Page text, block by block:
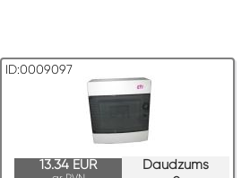
ID:0009097
Daudzums
13.34 EUR